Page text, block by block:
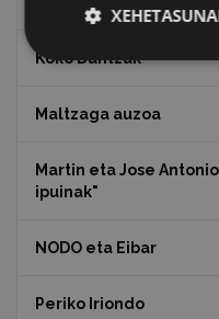
Koko Dantzak
Maltzaga auzoa
Martin eta Jose
ipuinak"
NODO eta Eibar
Periko Iriondo